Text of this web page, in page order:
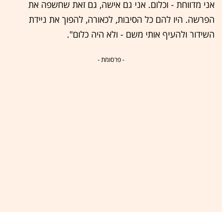
אני מדווחת - וכלום. אני גם אישה, גם זאת שחשפה את
הפרשה. היו להם כל הסיבות, לכאורה, להפוך את ניידת
השידור ולהעיף אותי משם - ולא היה כלום".
- פרסומת -